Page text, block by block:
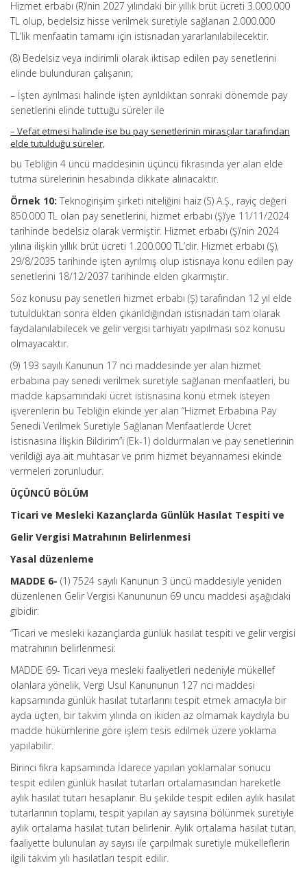
Hizmet erbabı (R)’nin 2027 yılındaki bir yıllık brüt ücreti 3.000.000
TL olup, bedelsiz hisse verilmek suretiyle sağlanan 2.000.000
TL’lik menfaatin tamamı için istisnadan yararlanılabilecektir.
(8) Bedelsiz veya indirimli olarak iktisap edilen pay senetlerini
elinde bulunduran çalışanın;
– İşten ayrılması halinde işten ayrıldıktan sonraki dönemde pay
senetlerini elinde tuttuğu süreler ile
– Vefat etmesi halinde ise bu pay senetlerinin mirasçılar tarafından
elde tutulduğu süreler,
bu Tebliğin 4 üncü maddesinin üçüncü fıkrasında yer alan elde
tutma sürelerinin hesabında dikkate alınacaktır.
Örnek 10: Teknogirişim şirketi niteliğini haiz (S) A.Ş., rayiç değeri
850.000 TL olan pay senetlerini, hizmet erbabı (Ş)’ye 11/11/2024
tarihinde bedelsiz olarak vermiştir. Hizmet erbabı (Ş)’nin 2024
yılına ilişkin yıllık brüt ücreti 1.200.000 TL’dir. Hizmet erbabı (Ş),
29/8/2035 tarihinde işten ayrılmış olup istisnaya konu edilen pay
senetlerini 18/12/2037 tarihinde elden çıkarmıştır.
Söz konusu pay senetleri hizmet erbabı (Ş) tarafından 12 yıl elde
tutulduktan sonra elden çıkarıldığından istisnadan tam olarak
faydalanılabilecek ve gelir vergisi tarhiyatı yapılması söz konusu
olmayacaktır.
(9) 193 sayılı Kanunun 17 nci maddesinde yer alan hizmet
erbabına pay senedi verilmek suretiyle sağlanan menfaatleri, bu
madde kapsamındaki ücret istisnasına konu etmek isteyen
işverenlerin bu Tebliğin ekinde yer alan “Hizmet Erbabına Pay
Senedi Verilmek Suretiyle Sağlanan Menfaatlerde Ücret
İstisnasına İlişkin Bildirim”i (Ek-1) doldurmaları ve pay senetlerinin
verildiği aya ait muhtasar ve prim hizmet beyannamesi ekinde
vermeleri zorunludur.
ÜÇÜNCÜ BÖLÜM
Ticari ve Mesleki Kazançlarda Günlük Hasılat Tespiti ve
Gelir Vergisi Matrahının Belirlenmesi
Yasal düzenleme
MADDE 6- (1) 7524 sayılı Kanunun 3 üncü maddesiyle yeniden
düzenlenen Gelir Vergisi Kanununun 69 uncu maddesi aşağıdaki
gibidir:
“Ticari ve mesleki kazançlarda günlük hasılat tespiti ve gelir vergisi
matrahının belirlenmesi:
MADDE 69- Ticari veya mesleki faaliyetleri nedeniyle mükellef
olanlara yönelik, Vergi Usul Kanununun 127 nci maddesi
kapsamında günlük hasılat tutarlarını tespit etmek amacıyla bir
ayda üçten, bir takvim yılında on ikiden az olmamak kaydıyla bu
madde hükümlerine göre işlem tesis edilmek üzere yoklama
yapılabilir.
Birinci fıkra kapsamında İdarece yapılan yoklamalar sonucu
tespit edilen günlük hasılat tutarları ortalamasından hareketle
aylık hasılat tutarı hesaplanır. Bu şekilde tespit edilen aylık hasılat
tutarlarının toplamı, tespit yapılan ay sayısına bölünmek suretiyle
aylık ortalama hasılat tutarı belirlenir. Aylık ortalama hasılat tutarı,
faaliyette bulunulan ay sayısı ile çarpılmak suretiyle mükelleflerin
ilgili takvim yılı hasılatları tespit edilir.